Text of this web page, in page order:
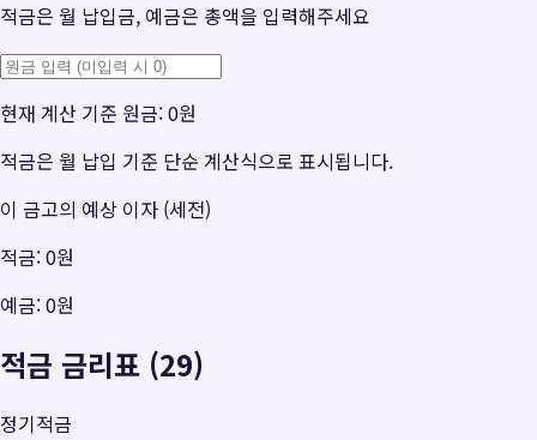
적금은 월 납입금, 예금은 총액을 입력해주세요
현재 계산 기준 원금:0원
적금은 월 납입 기준 단순 계산식으로 표시됩니다.
이 금고의 예상 이자 (세전)
적금:0원
예금:0원
적금 금리표 (29)
정기적금